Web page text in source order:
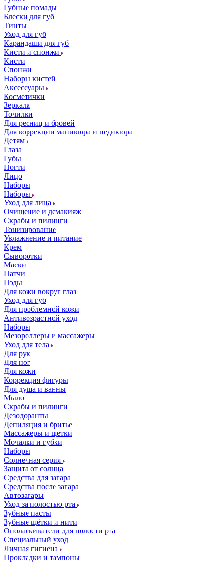
Губные помады
Блески для губ
Тинты
Уход для губ
Карандаши для губ
Кисти и спонжи
Кисти
Спонжи
Наборы кистей
Аксессуары
Косметички
Зеркала
Точилки
Для ресниц и бровей
Для коррекции маникюра и педикюра
Детям
Глаза
Губы
Ногти
Лицо
Наборы
Наборы
Уход для лица
Очищение и демакияж
Скрабы и пилинги
Тонизирование
Увлажнение и питание
Крем
Сыворотки
Маски
Патчи
Пэды
Для кожи вокруг глаз
Уход для губ
Для проблемной кожи
Антивозрастной уход
Наборы
Мезороллеры и массажеры
Уход для тела
Для рук
Для ног
Для кожи
Коррекция фигуры
Для душа и ванны
Мыло
Скрабы и пилинги
Дезодоранты
Депиляция и бритье
Массажёры и щётки
Мочалки и губки
Наборы
Солнечная серия
Защита от солнца
Средства для загара
Средства после загара
Автозагары
Уход за полостью рта
Зубные пасты
Зубные щётки и нити
Ополаскиватели для полости рта
Специальный уход
Личная гигиена
Прокладки и тампоны